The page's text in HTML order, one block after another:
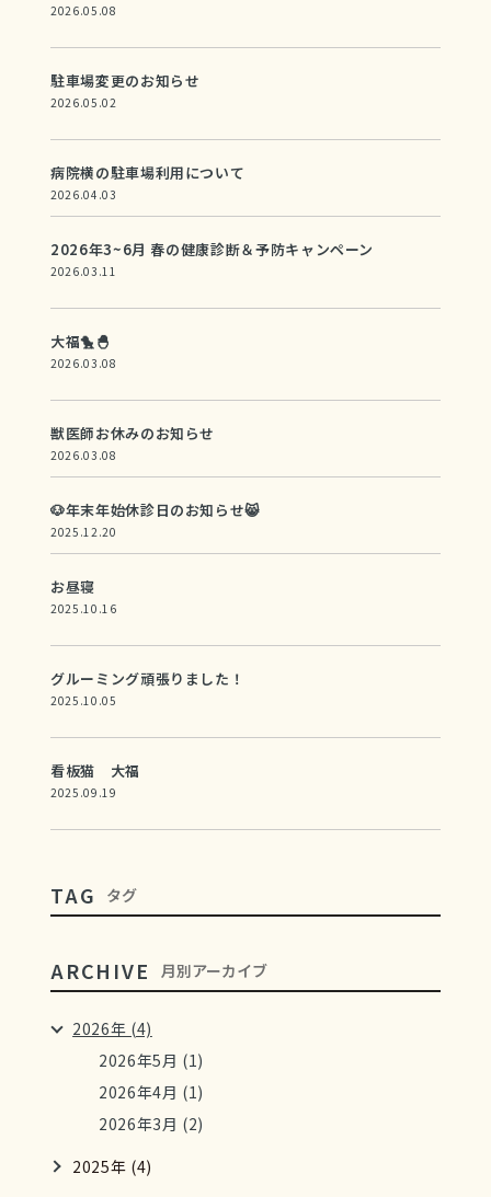
2026.05.08
駐車場変更のお知らせ
2026.05.02
病院横の駐車場利用について
2026.04.03
2026年3~6月 春の健康診断＆予防キャンペーン
2026.03.11
大福🐤🐣
2026.03.08
獣医師お休みのお知らせ
2026.03.08
🐶年末年始休診日のお知らせ😸
2025.12.20
お昼寝
2025.10.16
グルーミング頑張りました！
2025.10.05
看板猫 大福
2025.09.19
TAG タグ
ARCHIVE 月別アーカイブ
2026年 (4)
2026年5月 (1)
2026年4月 (1)
2026年3月 (2)
2025年 (4)